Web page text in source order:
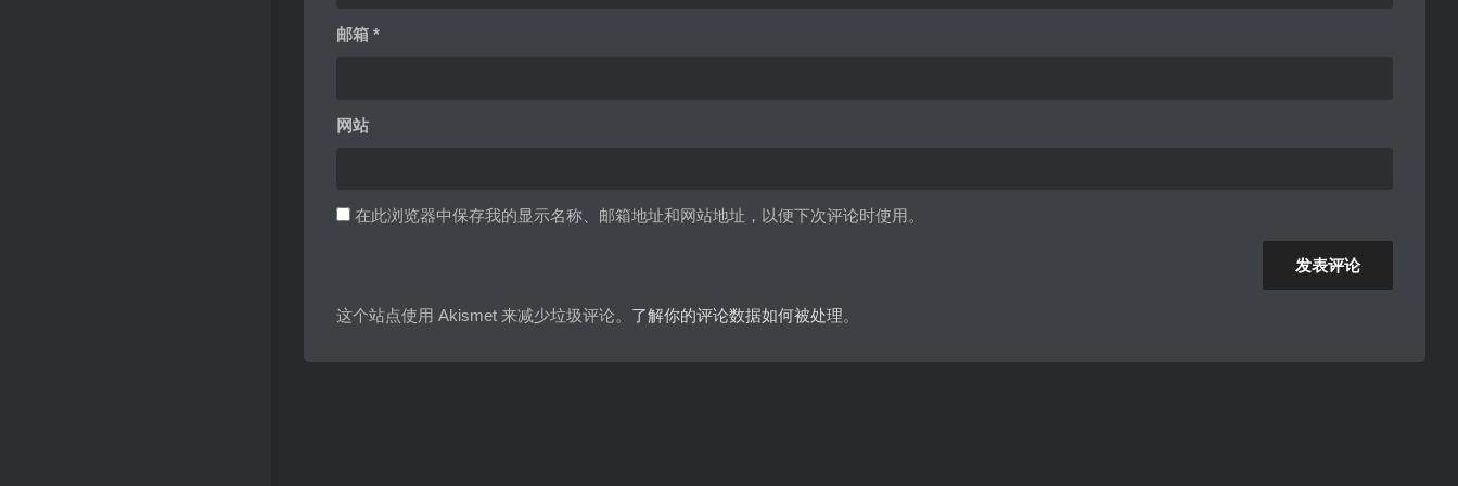
邮箱 *
网站
在此浏览器中保存我的显示名称、邮箱地址和网站地址，以便下次评论时使用。
这个站点使用 Akismet 来减少垃圾评论。 了解你的评论数据如何被处理。